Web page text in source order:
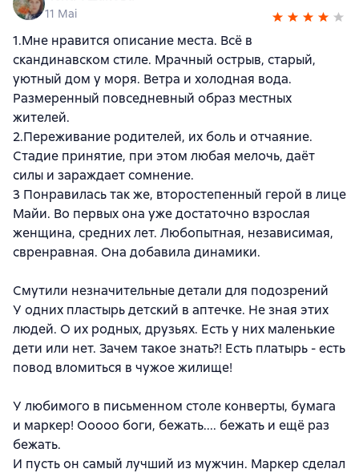
11 Mai
1.Мне нравится описание места. Всё в
скандинавском стиле. Мрачный острыв, старый,
уютный дом у моря. Ветра и холодная вода.
Размеренный повседневный образ местных
жителей.
2.Переживание родителей, их боль и отчаяние.
Стадие принятие, при этом любая мелочь, даёт
силы и зараждает сомнение.
3 Понравилась так же, второстепенный герой в лице
Майи. Во первых она уже достаточно взрослая
женщина, средних лет. Любопытная, независимая,
свренравная. Она добавила динамики.
Смутили незначительные детали для подозрений
У одних пластырь детский в аптечке. Не зная этих
людей. О их родных, друзьях. Есть у них маленькие
дети или нет. Зачем такое знать?! Есть платырь - есть
повод вломиться в чужое жилище!
У любимого в письменном столе конверты, бумага
и маркер! Ооооо боги, бежать.... бежать и ещё раз
бежать.
И пусть он самый лучший из мужчин. Маркер сделал